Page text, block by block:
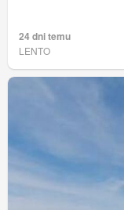
24 dni temu
LENTO